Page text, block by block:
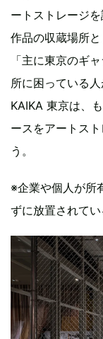
ートストレージ
作品の収蔵場所
「主に東京のギ
所に困っている
KAIKA 東京は、
ースをアートス
う。
※企業や個人が所
ずに放置されて